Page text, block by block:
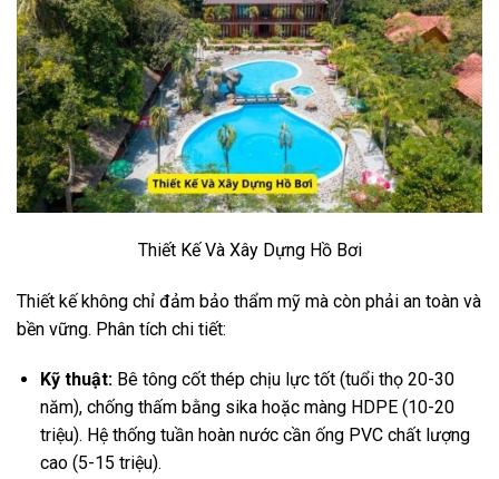
Thiết Kế Và Xây Dựng Hồ Bơi
Thiết kế không chỉ đảm bảo thẩm mỹ mà còn phải an toàn và
bền vững. Phân tích chi tiết:
Kỹ thuật:Bê tông cốt thép chịu lực tốt (tuổi thọ 20-30
năm), chống thấm bằng sika hoặc màng HDPE (10-20
triệu). Hệ thống tuần hoàn nước cần ống PVC chất lượng
cao (5-15 triệu).